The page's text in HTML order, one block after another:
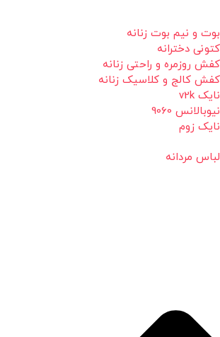
بوت و نیم بوت زنانه
کتونی دخترانه
کفش روزمره و راحتی زنانه
کفش کالج و کلاسیک زنانه
نایک v2k
نیوبالانس 9060
نایک زوم
لباس مردانه